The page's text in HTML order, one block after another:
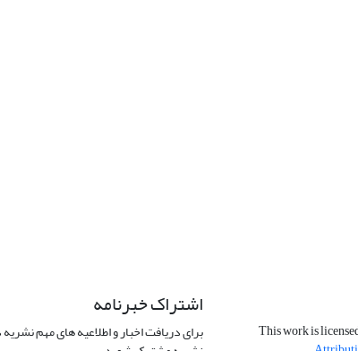
This work is
اشتراک خبرنامه
برای دریافت اخبار و اطلاعیه های مهم